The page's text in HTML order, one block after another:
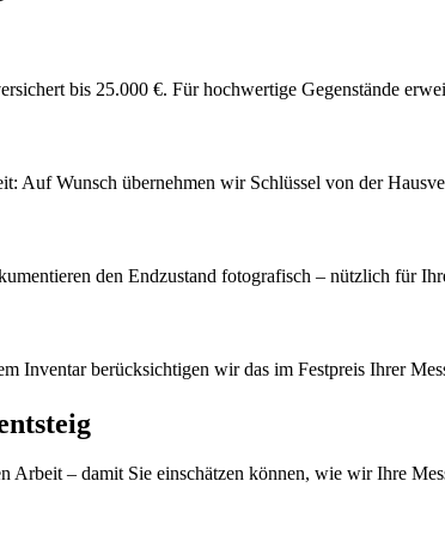
bis 25.000 €. Für hochwertige Gegenstände
Auf Wunsch übernehmen wir Schlüssel von der
den Endzustand fotografisch – nützlich für
Inventar berücksichtigen wir das im Festpreis Ihrer
Arbeit – damit Sie einschätzen können, wie wir Ihre